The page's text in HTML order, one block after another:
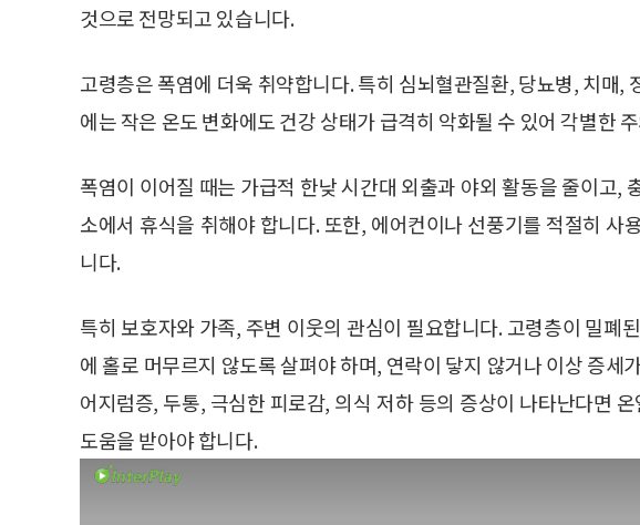
것으로 전망되고 있습니다.
고령층은 폭염에 더욱 취약합니다. 특히 심뇌혈관질환, 당뇨병, 치매,
에는 작은 온도 변화에도 건강 상태가 급격히 악화될 수 있어 각별한
폭염이 이어질 때는 가급적 한낮 시간대 외출과 야외 활동을 줄이고,
소에서 휴식을 취해야 합니다. 또한, 에어컨이나 선풍기를 적절히 사
니다.
특히 보호자와 가족, 주변 이웃의 관심이 필요합니다. 고령층이 밀폐
에 홀로 머무르지 않도록 살펴야 하며, 연락이 닿지 않거나 이상 증세
어지럼증, 두통, 극심한 피로감, 의식 저하 등의 증상이 나타난다면
도움을 받아야 합니다.